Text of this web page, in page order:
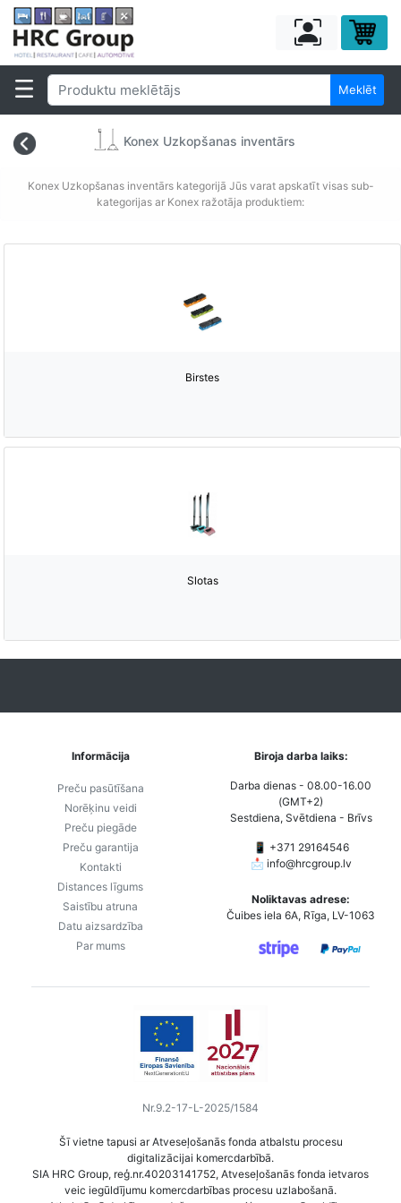
Meklēt
Konex Uzkopšanas inventārs
Konex Uzkopšanas inventārs kategorijā Jūs varat apskatīt visas sub-
kategorijas ar Konex ražotāja produktiem:
Birstes
Slotas
Informācija
Preču pasūtīšana
Norēķinu veidi
Preču piegāde
Preču garantija
Kontakti
Distances līgums
Saistību atruna
Datu aizsardzība
Par mums
Biroja darba laiks:
Darba dienas - 08.00-16.00
(GMT+2)
Sestdiena, Svētdiena - Brīvs
📱 +371 29164546
📩 info@hrcgroup.lv
Noliktavas adrese:
Čuibes iela 6A, Rīga, LV-1063
Nr.9.2-17-L-2025/1584
Šī vietne tapusi ar Atveseļošanās fonda atbalstu procesu
digitalizācijai komercdarbībā.
SIA HRC Group, reģ.nr.40203141752, Atveseļošanās fonda ietvaros
veic iegūldījumu komercdarbības procesu uzlabošanā.